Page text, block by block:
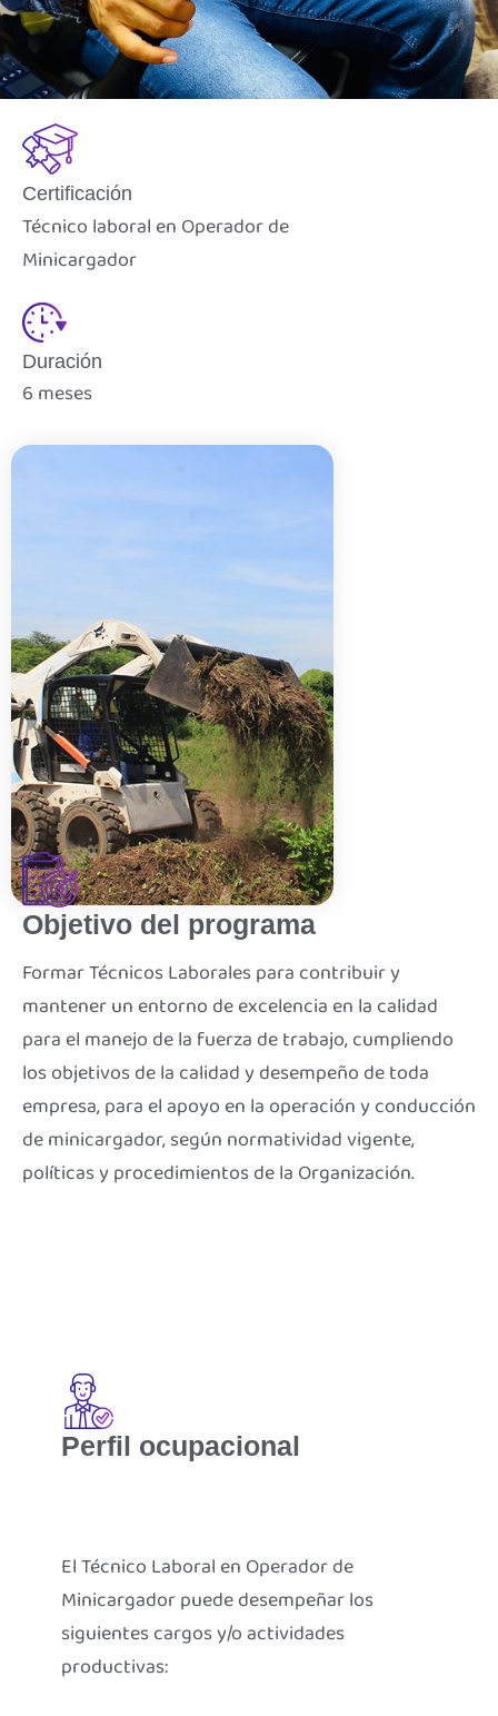
Certificación
Técnico laboral en Operador de
Minicargador
Duración
6 meses
Objetivo del programa
Formar Técnicos Laborales para contribuir y
mantener un entorno de excelencia en la calidad
para el manejo de la fuerza de trabajo, cumpliendo
los objetivos de la calidad y desempeño de toda
empresa, para el apoyo en la operación y conducción
de minicargador, según normatividad vigente,
políticas y procedimientos de la Organización.
Perfil ocupacional
El Técnico Laboral en Operador de
Minicargador puede desempeñar los
siguientes cargos y/o actividades
productivas: